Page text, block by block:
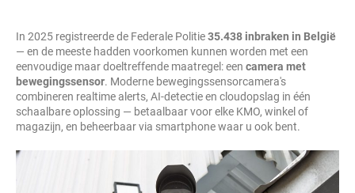
In 2025 registreerde de Federale Politie35.438 inbraken in België
— en de meeste hadden voorkomen kunnen worden met een
eenvoudige maar doeltreffende maatregel: een camera met
bewegingssensor. Moderne bewegingssensorcamera's
combineren realtime alerts, AI-detectie en cloudopslag in één
schaalbare oplossing — betaalbaar voor elke KMO, winkel of
magazijn, en beheerbaar via smartphone waar u ook bent.